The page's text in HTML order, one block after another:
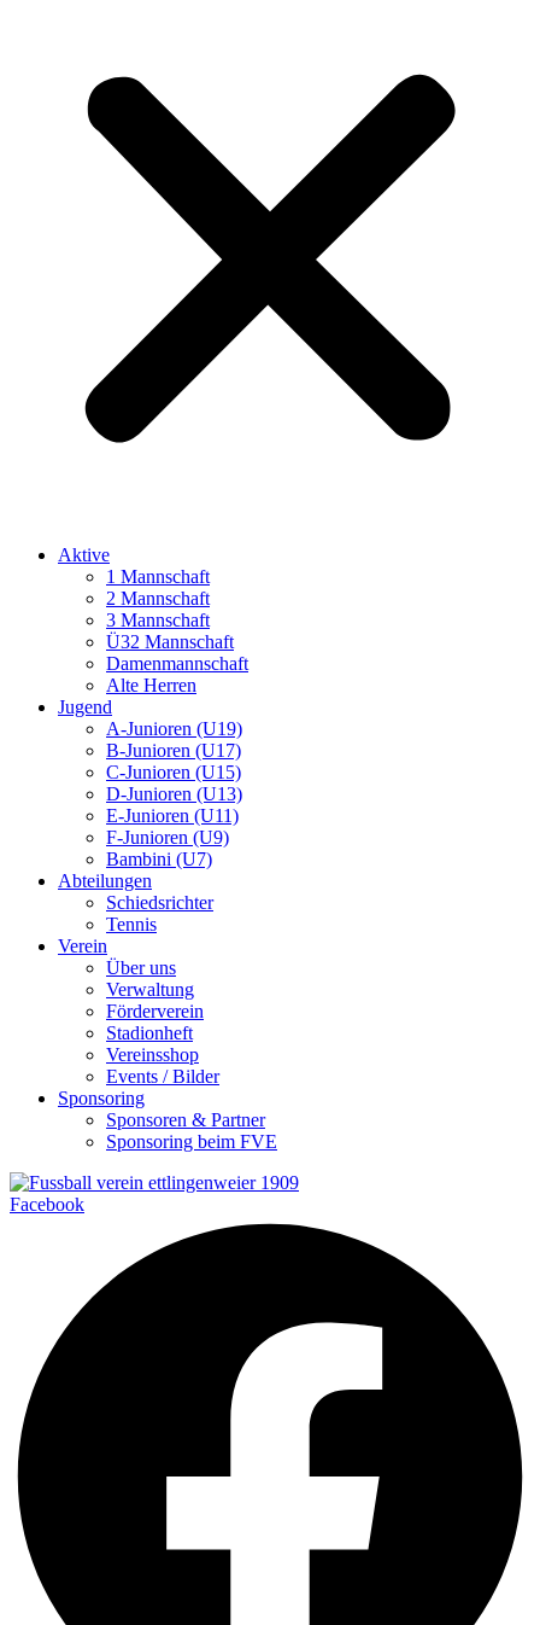
Aktive
1 Mannschaft
2 Mannschaft
3 Mannschaft
Ü32 Mannschaft
Damenmannschaft
Alte Herren
Jugend
A-Junioren (U19)
B-Junioren (U17)
C-Junioren (U15)
D-Junioren (U13)
E-Junioren (U11)
F-Junioren (U9)
Bambini (U7)
Abteilungen
Schiedsrichter
Tennis
Verein
Über uns
Verwaltung
Förderverein
Stadionheft
Vereinsshop
Events / Bilder
Sponsoring
Sponsoren & Partner
Sponsoring beim FVE
Facebook